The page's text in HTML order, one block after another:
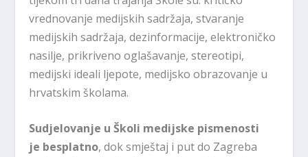
vrednovanje medijskih sadržaja, stvaranje
medijskih sadržaja, dezinformacije, elektroničko
nasilje, prikriveno oglašavanje, stereotipi,
medijski ideali ljepote, medijsko obrazovanje u
hrvatskim školama.
Sudjelovanje u Školi medijske pismenosti
je besplatno, dok smještaj i put do Zagreba